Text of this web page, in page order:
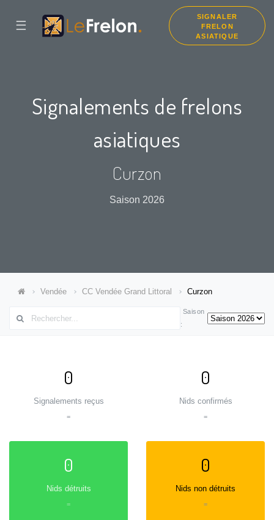
☰
SIGNALER
FRELON
ASIATIQUE
Signalements de frelons
asiatiques
Curzon
Saison 2026
Vendée CC Vendée Grand Littoral Curzon
Saison
:
0
Signalements reçus
=
0
Nids confirmés
=
0
Nids détruits
=
0
Nids non détruits
=